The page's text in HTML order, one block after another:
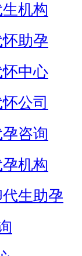
机构
助孕
中心
公司
咨询
机构
生助孕